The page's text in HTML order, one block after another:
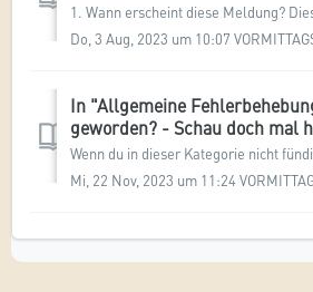
Do, 3 Aug, 2023 um 10:07
In "Allgemeine
geworden? - Schau doch mal
Mi, 22 Nov, 2023 um 11:24